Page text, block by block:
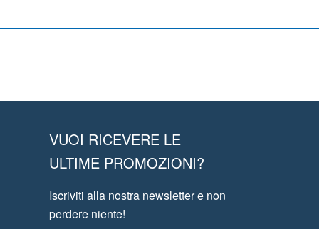
VUOI RICEVERE LE
ULTIME PROMOZIONI?
Iscriviti alla nostra newsletter e non
perdere niente!